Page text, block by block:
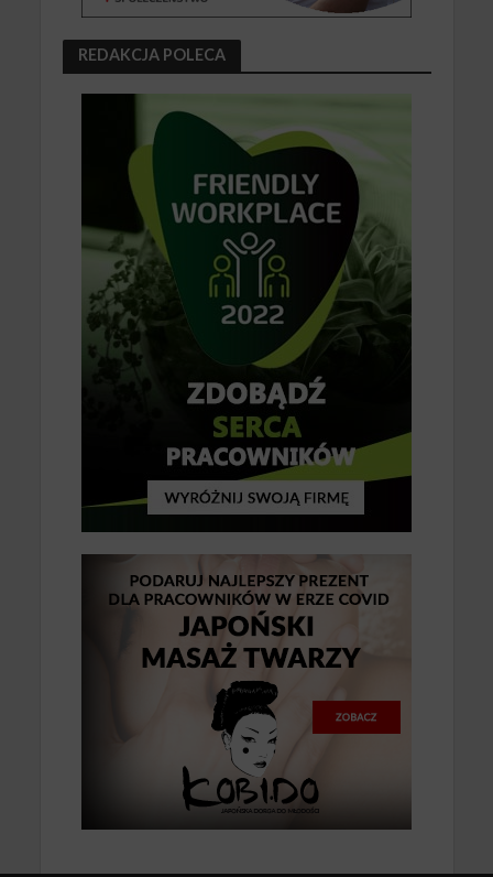
REDAKCJA POLECA